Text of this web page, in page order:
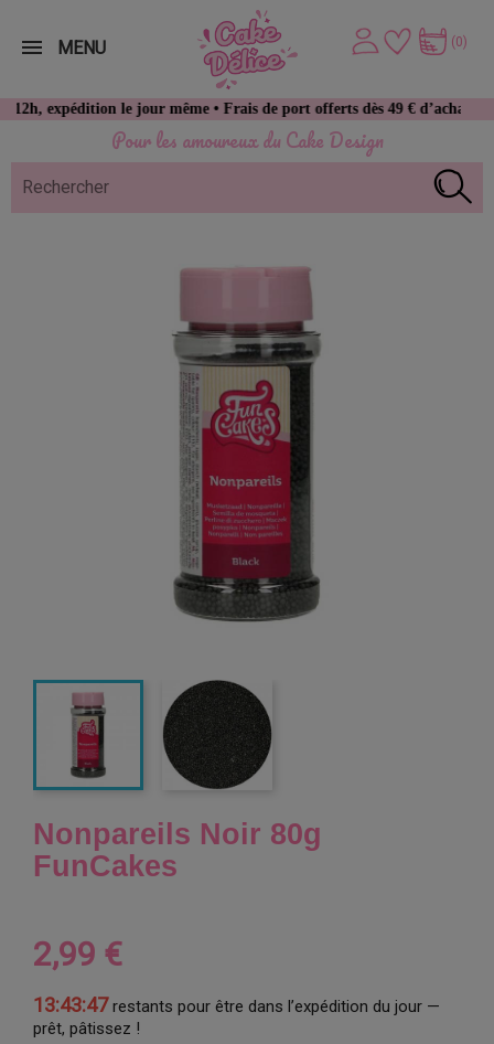
Pour les amoureux du Cake Design
le jour même • Frais de port offerts dès 49 € d’achat
(0)
MENU
Nonpareils Noir 80g
FunCakes
2,99 €
13:43:46restants pour être dans l’expédition du jour —
prêt, pâtissez !